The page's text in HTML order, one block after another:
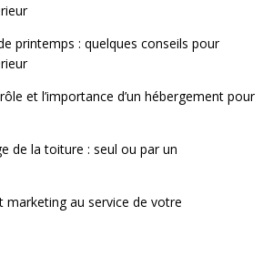
printemps : quelques conseils pour
et l’importance d’un hébergement pour
de la toiture : seul ou par un
marketing au service de votre